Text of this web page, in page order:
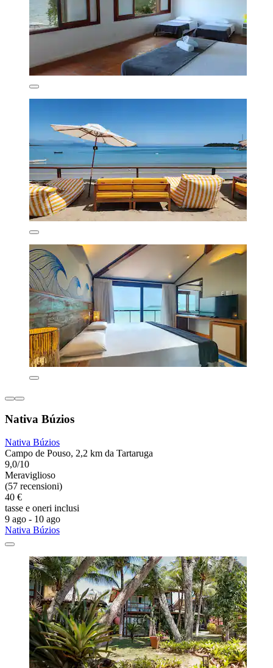
Nativa Búzios
Nativa Búzios
Campo de Pouso, 2,2 km da Tartaruga
9,0/10
Meraviglioso
(57 recensioni)
40 €
tasse e oneri inclusi
9 ago - 10 ago
Nativa Búzios